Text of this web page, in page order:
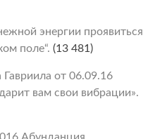
энергии проявиться
поле“. (13 481)
от 06.09.16
вам свои вибрации».